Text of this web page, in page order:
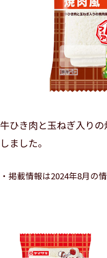
牛ひき肉と玉ねぎ入り
しました。
掲載情報は2024年8月の情